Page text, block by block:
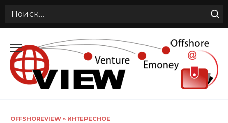
Search
содержанию
OFFSHOREVIEW » ИНТЕРЕСНОЕ